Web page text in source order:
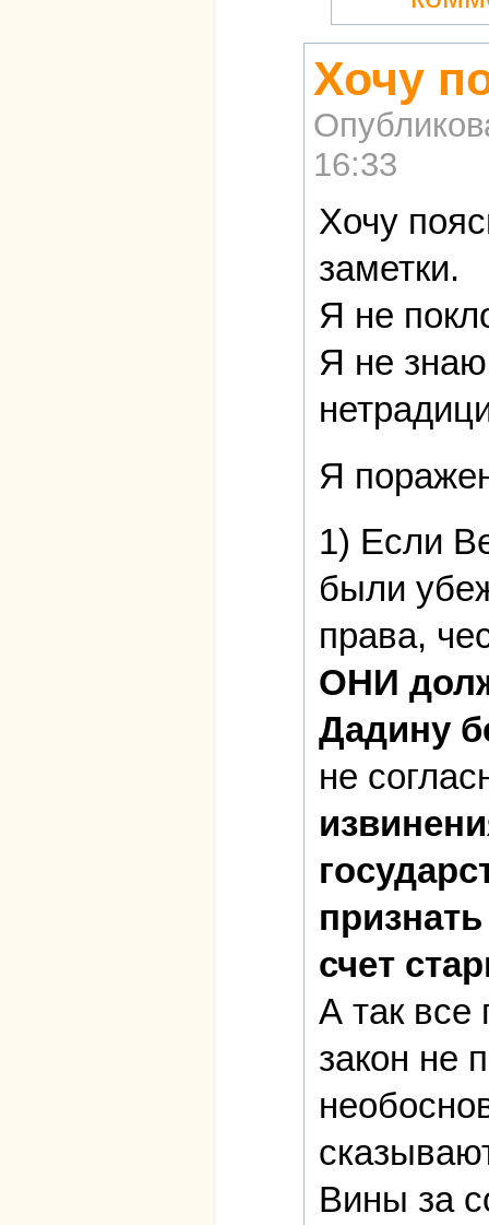
Хочу
16:33
Хочу
заметки.
Я не
Я не
Я
1) Если
были
права,
ОНИ
Дадину
не
счет
А так все
закон не
Вины за